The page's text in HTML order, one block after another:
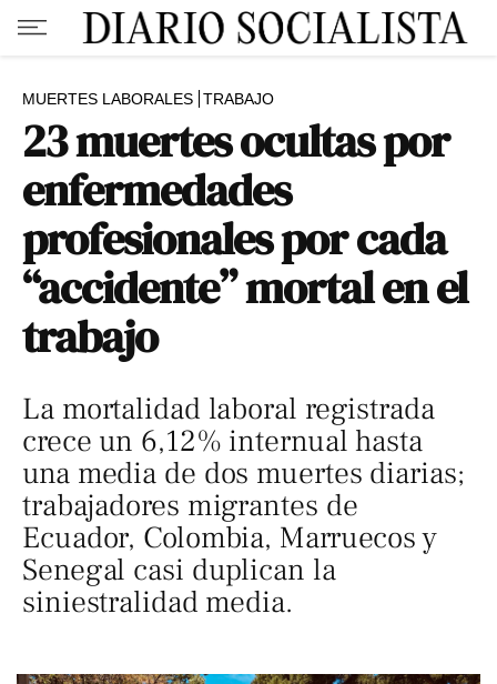
MUERTES LABORALES TRABAJO
23 muertes ocultas por
enfermedades
profesionales por cada
“accidente” mortal en el
trabajo
La mortalidad laboral registrada
crece un 6,12% internual hasta
una media de dos muertes diarias;
trabajadores migrantes de
Ecuador, Colombia, Marruecos y
Senegal casi duplican la
siniestralidad media.